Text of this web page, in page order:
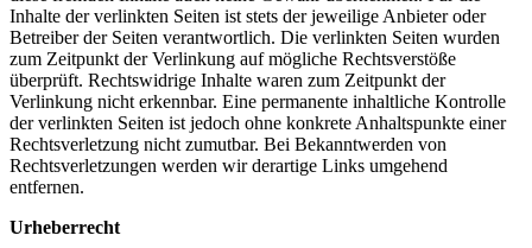
Inhalte der verlinkten Seiten ist stets der jeweilige Anbieter oder
Betreiber der Seiten verantwortlich. Die verlinkten Seiten wurden
zum Zeitpunkt der Verlinkung auf mögliche Rechtsverstöße
überprüft. Rechtswidrige Inhalte waren zum Zeitpunkt der
Verlinkung nicht erkennbar. Eine permanente inhaltliche Kontrolle
der verlinkten Seiten ist jedoch ohne konkrete Anhaltspunkte einer
Rechtsverletzung nicht zumutbar. Bei Bekanntwerden von
Rechtsverletzungen werden wir derartige Links umgehend
entfernen.
Urheberrecht